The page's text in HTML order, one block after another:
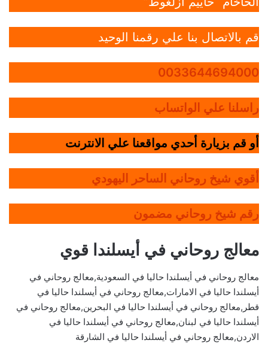
قم بالاتصال بنا علي رقمنا الوحيد
0033644694000
راسلنا علي الواتساب
أو قم بزيارة أحدي مواقعنا علي الانترنت
أقوي شيخ روحاني الساحر اليهودي
رقم شيخ روحاني مضمون
معالج روحاني في أيسلندا قوي
معالج روحاني في أيسلندا حاليا في السعودية,معالج روحاني في
أيسلندا حاليا في الامارات,معالج روحاني في أيسلندا حاليا في
قطر,معالج روحاني في أيسلندا حاليا في البحرين,معالج روحاني في
أيسلندا حاليا في لبنان,معالج روحاني في أيسلندا حاليا في
الاردن,معالج روحاني في أيسلندا حاليا في الشارقة